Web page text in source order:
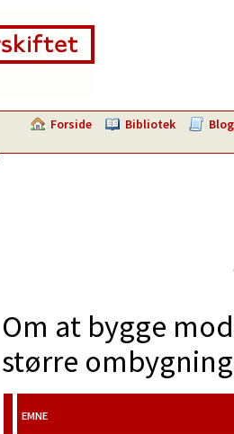
Forside Bibliotek Blog
Om at bygge
større
EMNE